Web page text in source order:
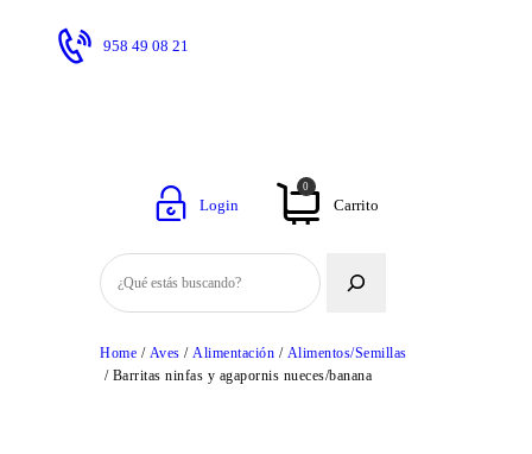
958 49 08 21
Login Carrito
0
Buscar
Home / Aves / Alimentación / Alimentos/Semillas
/ Barritas ninfas y agapornis nueces/banana